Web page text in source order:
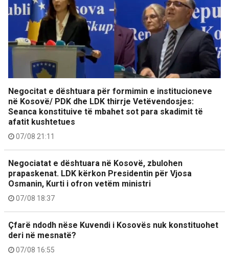
Negocitat e dështuara për formimin e institucioneve
në Kosovë/ PDK dhe LDK thirrje Vetëvendosjes:
Seanca konstituive të mbahet sot para skadimit të
afatit kushtetues
07/08 21:11
Negociatat e dështuara në Kosovë, zbulohen
prapaskenat. LDK kërkon Presidentin për Vjosa
Osmanin, Kurti i ofron vetëm ministri
07/08 18:37
Çfarë ndodh nëse Kuvendi i Kosovës nuk konstituohet
deri në mesnatë?
07/08 16:55